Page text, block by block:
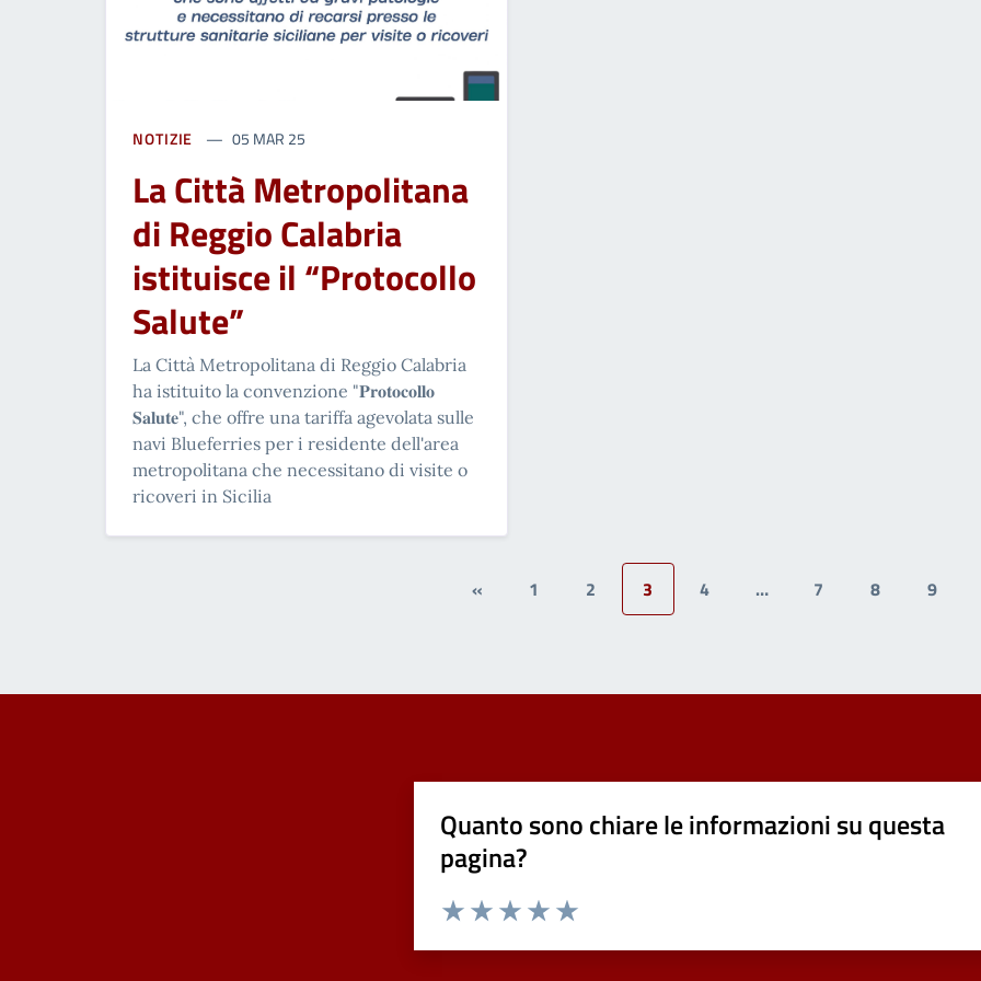
NOTIZIE 05 MAR 25
La Città Metropolitana
di Reggio Calabria
istituisce il “Protocollo
Salute”
La Città Metropolitana di Reggio Calabria
ha istituito la convenzione "𝐏𝐫𝐨𝐭𝐨𝐜𝐨𝐥𝐥𝐨
𝐒𝐚𝐥𝐮𝐭𝐞", che offre una tariffa agevolata sulle
navi Blueferries per i residente dell'area
metropolitana che necessitano di visite o
ricoveri in Sicilia
« 1 2 3 4 … 7 8 9
Quanto sono chiare le informazioni su questa
pagina?